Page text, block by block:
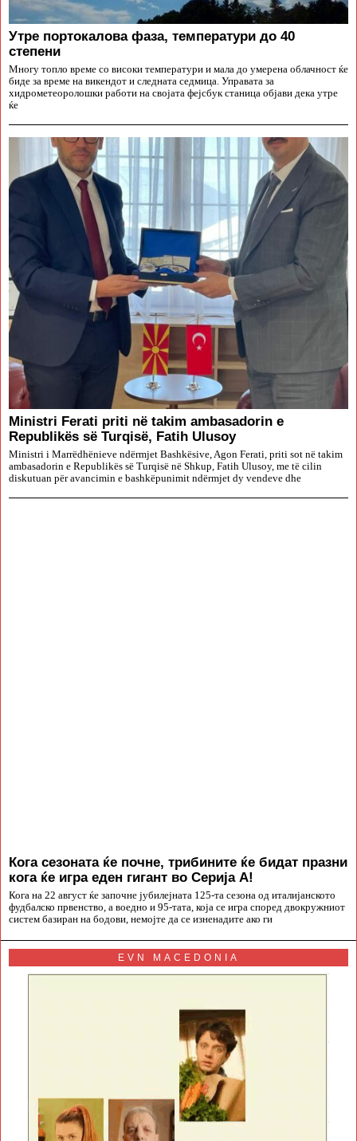
Утре портокалова фаза, температури до 40
степени
Многу топло време со високи температури и мала до умерена облачност ќе
биде за време на викендот и следната седмица. Управата за
хидрометеоролошки работи на својата фејсбук станица објави дека утре
ќе
Ministri Ferati priti në takim ambasadorin e
Republikës së Turqisë, Fatih Ulusoy
Ministri i Marrëdhënieve ndërmjet Bashkësive, Agon Ferati, priti sot në takim
ambasadorin e Republikës së Turqisë në Shkup, Fatih Ulusoy, me të cilin
diskutuan për avancimin e bashkëpunimit ndërmjet dy vendeve dhe
Кога сезоната ќе почне, трибините ќе бидат празни
кога ќе игра еден гигант во Серија А!
Кога на 22 август ќе започне јубилејната 125-та сезона од италијанското
фудбалско првенство, а воедно и 95-тата, која се игра според двокружниот
систем базиран на бодови, немојте да се изненадите ако ги
EVN MACEDONIA